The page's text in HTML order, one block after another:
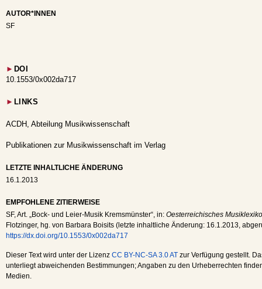
AUTOR*INNEN
SF
► DOI
10.1553/0x002da717
► LINKS
ACDH, Abteilung Musikwissenschaft
Publikationen zur Musikwissenschaft im Verlag
LETZTE INHALTLICHE ÄNDERUNG
16.1.2013
EMPFOHLENE ZITIERWEISE
SF, Art. „Bock- und Leier-Musik Kremsmünster“, in: Oesterreichisches
Flotzinger, hg. von Barbara Boisits (letzte inhaltliche Änderung: 16.1.2013,
https://dx.doi.org/10.1553/0x002da717
Dieser Text wird unter der Lizenz CC BY-NC-SA 3.0 AT zur Verfügung gestellt.
unterliegt abweichenden Bestimmungen; Angaben zu den Urheberrechten
Medien.